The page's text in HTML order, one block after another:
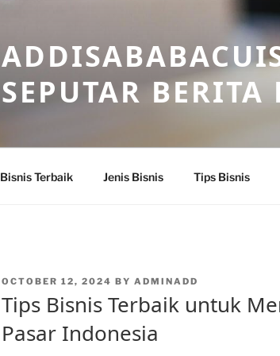
SEPUTAR
Bisnis Terbaik Jenis Bisnis Tips Bisnis
POSTED
OCTOBER 12, 2024 BY ADMINADD
Tips Bisnis Terbaik untuk
Pasar Indonesia